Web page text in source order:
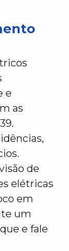
e
as
de
elétricas
em
um
e fale